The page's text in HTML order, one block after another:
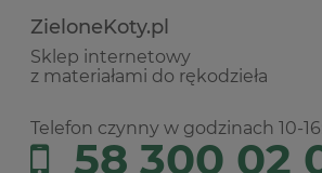
ZieloneKoty.pl
Sklep internetowy
z materiałami do rękodzieła
Telefon czynny w godzinach 10-
58 300 02